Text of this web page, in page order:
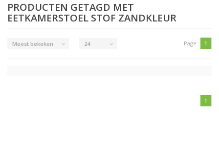
PRODUCTEN GETAGD MET
EETKAMERSTOEL STOF ZANDKLEUR
Meest bekeken 24 Page: 1
1